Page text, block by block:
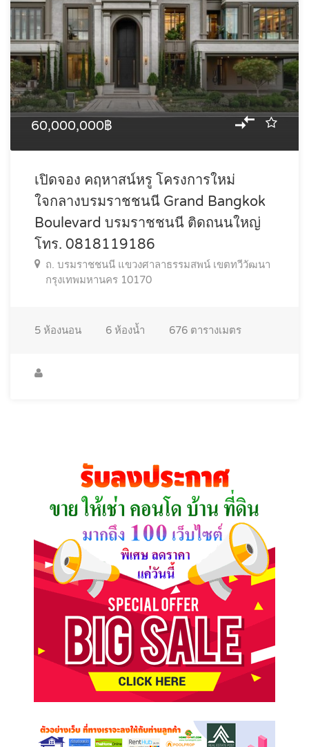
60,000,000฿
เปิดจอง คฤหาสน์หรู โครงการใหม่
ใจกลางบรมราชชนนี Grand Bangkok
Boulevard บรมราชชนนี ติดถนนใหญ่
โทร. 0818119186
ถ. บรมราชชนนี แขวงศาลาธรรมสพน์ เขตทวีวัฒนา
กรุงเทพมหานคร 10170
5 ห้องนอน 6 ห้องน้ำ 676 ตารางเมตร